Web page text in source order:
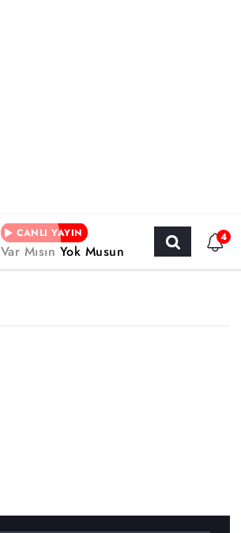
CANLI YAYIN
Var Mısın Yok Musun
4